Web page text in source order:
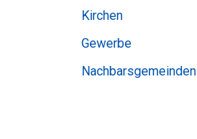
Kirchen
Gewerbe
Nachbarsgemeinden